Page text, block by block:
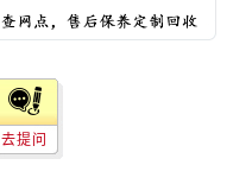
去提问